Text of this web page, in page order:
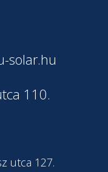
solar.hu
110.
utca 127.